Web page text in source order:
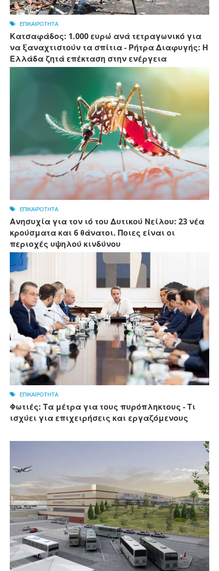
ΕΠΙΚΑΙΡΟΤΗΤΑ
Κατσαφάδος: 1.000 ευρώ ανά τετραγωνικό για
να ξαναχτιστούν τα σπίτια - Ρήτρα Διαφυγής: Η
Ελλάδα ζητά επέκταση στην ενέργεια
ΕΠΙΚΑΙΡΟΤΗΤΑ
Ανησυχία για τον ιό του Δυτικού Νείλου: 23 νέα
κρούσματα και 6 θάνατοι. Ποιες είναι οι
περιοχές υψηλού κινδύνου
ΕΠΙΚΑΙΡΟΤΗΤΑ
Φωτιές: Τα μέτρα για τους πυρόπληκτους - Τι
ισχύει για επιχειρήσεις και εργαζόμενους